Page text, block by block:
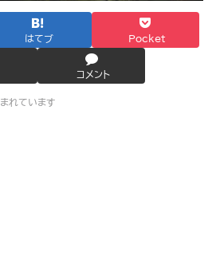
はてブ Pocket
コメント
れています